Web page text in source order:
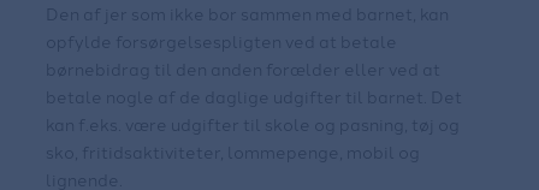
Den af jer som ikke bor sammen med barnet, kan
opfylde forsørgelsespligten ved at betale
børnebidrag til den anden forælder eller ved at
betale nogle af de daglige udgifter til barnet. Det
kan f.eks. være udgifter til skole og pasning, tøj og
sko, fritidsaktiviteter, lommepenge, mobil og
lignende.